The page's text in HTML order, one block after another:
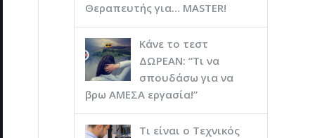
Θεραπευτής για… ΜASTER!
Κάνε το τεστ
ΔΩΡΕΑΝ: “Τι να
σπουδάσω για να
βρω ΑΜΕΣΑ εργασία!”
Τι είναι ο Τεχνικός